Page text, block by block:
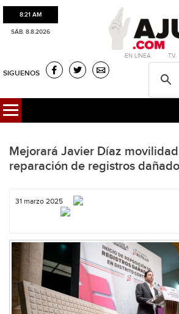
8:21 AM
SÁB. 8.8.2026
·EN LÍNEA.
SIGUENOS
Mejorará Javier Díaz
reparación de registros
31 marzo 2025